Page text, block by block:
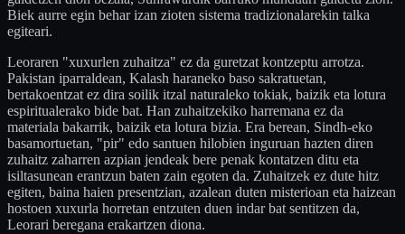
Biek aurre egin behar izan zioten sistema tradizionalarekin talka
egiteari.
Leoraren "xuxurlen zuhaitza" ez da guretzat kontzeptu arrotza.
Pakistan iparraldean, Kalash haraneko baso sakratuetan,
bertakoentzat ez dira soilik itzal naturaleko tokiak, baizik eta lotura
espiritualerako bide bat. Han zuhaitzekiko harremana ez da
materiala bakarrik, baizik eta lotura bizia. Era berean, Sindh-eko
basamortuetan, "pir" edo santuen hilobien inguruan hazten diren
zuhaitz zaharren azpian jendeak bere penak kontatzen ditu eta
isiltasunean erantzun baten zain egoten da. Zuhaitzek ez dute hitz
egiten, baina haien presentzian, azalean duten misterioan eta haizean
hostoen xuxurla horretan entzuten duen indar bat sentitzen da,
Leorari beregana erakartzen diona.